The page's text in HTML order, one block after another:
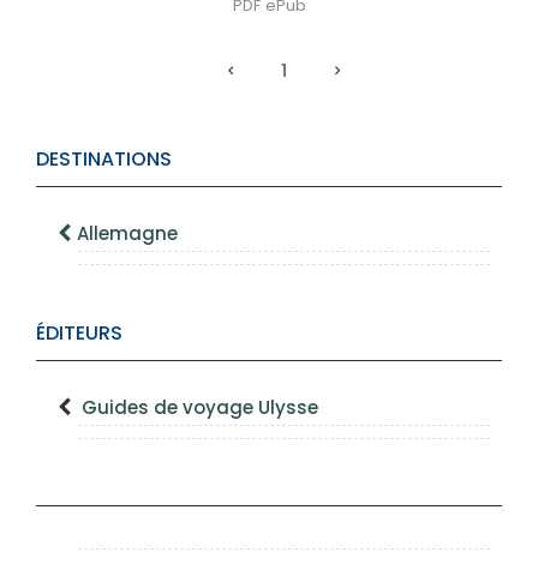
DESTINATIONS
Allemagne
ÉDITEURS
Guides de voyage Ulysse
PDF ePub
1